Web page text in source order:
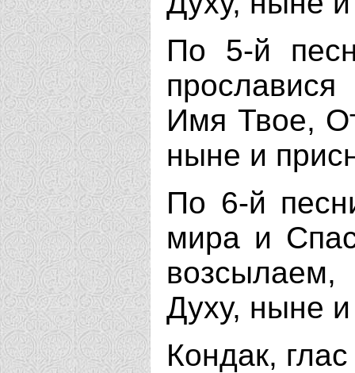
По 5-й
Имя Твое,
ныне и
По 6-й
мира и
Духу, ныне
Кондак,